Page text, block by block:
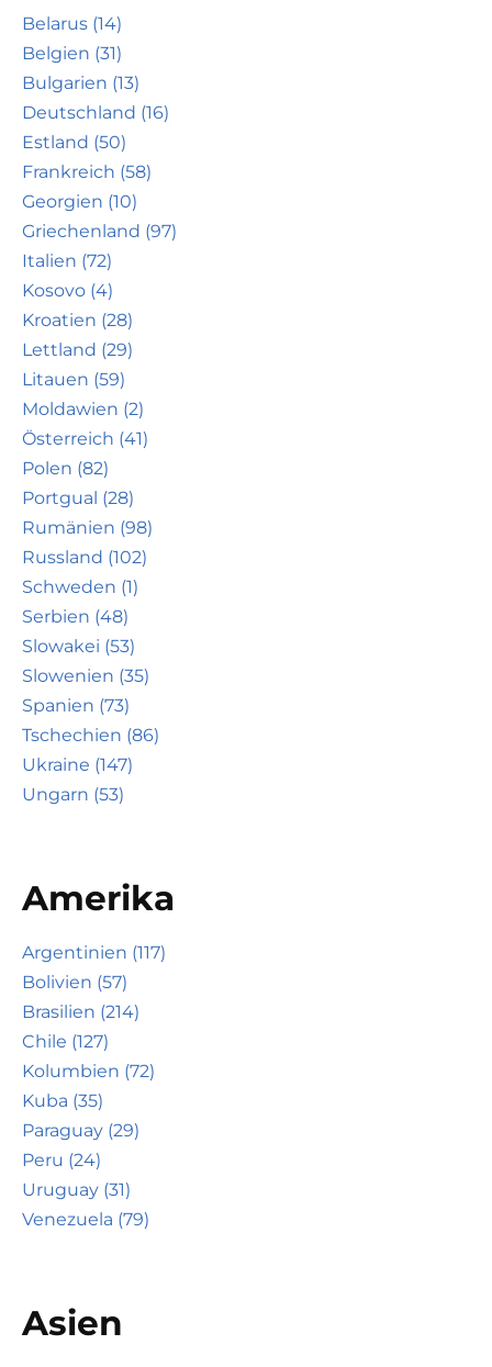
Belarus (14)
Belgien (31)
Bulgarien (13)
Deutschland (16)
Estland (50)
Frankreich (58)
Georgien (10)
Griechenland (97)
Italien (72)
Kosovo (4)
Kroatien (28)
Lettland (29)
Litauen (59)
Moldawien (2)
Österreich (41)
Polen (82)
Portgual (28)
Rumänien (98)
Russland (102)
Schweden (1)
Serbien (48)
Slowakei (53)
Slowenien (35)
Spanien (73)
Tschechien (86)
Ukraine (147)
Ungarn (53)
Amerika
Argentinien (117)
Bolivien (57)
Brasilien (214)
Chile (127)
Kolumbien (72)
Kuba (35)
Paraguay (29)
Peru (24)
Uruguay (31)
Venezuela (79)
Asien